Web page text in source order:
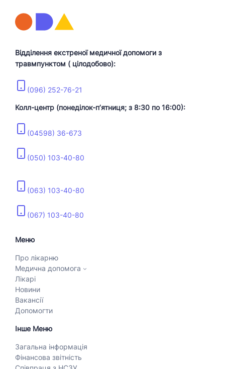
Відділення екстреної медичної допомоги з
травмпунктом ( цілодобово):
(096) 252-76-21
Колл-центр (понеділок-пʼятниця; з 8:30 по 16:00):
(04598) 36-673
(050) 103-40-80
(063) 103-40-80
(067) 103-40-80
Меню
Про лікарню
Медична допомога
Лікарі
Новини
Вакансії
Допомогти
Інше Меню
Загальна інформація
Фінансова звітність